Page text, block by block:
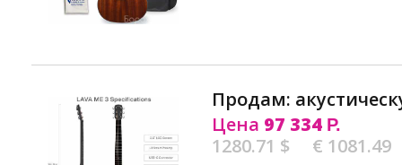
Продам:
Цена 97 334 Р.
1280.71 $
€ 1081.49